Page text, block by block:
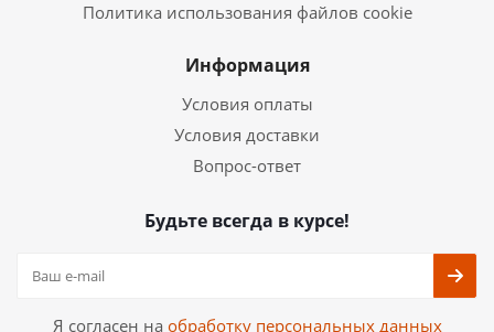
Политика использования файлов cookie
Информация
Условия оплаты
Условия доставки
Вопрос-ответ
Будьте всегда в курсе!
Я согласен на обработку персональных данных